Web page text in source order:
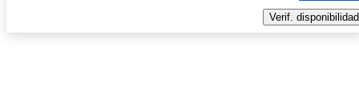
Verif. disponibilidad